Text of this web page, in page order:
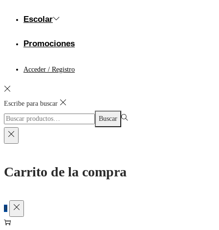
Escolar
Promociones
Acceder / Registro
Escribe para buscar
Búsqueda
para:>
Buscar
Carrito de la compra
0